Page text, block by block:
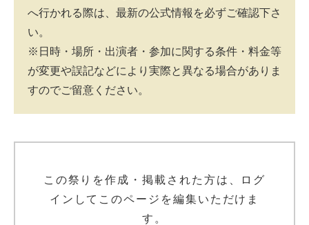
へ行かれる際は、最新の公式情報を必ずご確認下さ
い。
※日時・場所・出演者・参加に関する条件・料金等
が変更や誤記などにより実際と異なる場合がありま
すのでご留意ください。
この祭りを作成・掲載された方は、ログ
インしてこのページを編集いただけま
す。